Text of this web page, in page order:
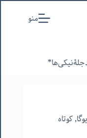
منو
,کوتاه